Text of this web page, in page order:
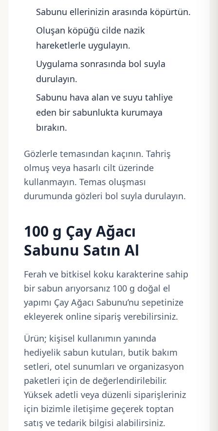
Sabunu ellerinizin arasında köpürtün.
Oluşan köpüğü cilde nazik
hareketlerle uygulayın.
Uygulama sonrasında bol suyla
durulayın.
Sabunu hava alan ve suyu tahliye
eden bir sabunlukta kurumaya
bırakın.
Gözlerle temasından kaçının. Tahriş
olmuş veya hasarlı cilt üzerinde
kullanmayın. Temas oluşması
durumunda gözleri bol suyla durulayın.
100 g Çay Ağacı
Sabunu Satın Al
Ferah ve bitkisel koku karakterine sahip
bir sabun arıyorsanız 100 g doğal el
yapımı Çay Ağacı Sabunu’nu sepetinize
ekleyerek online sipariş verebilirsiniz.
Ürün; kişisel kullanımın yanında
hediyelik sabun kutuları, butik bakım
setleri, otel sunumları ve organizasyon
paketleri için de değerlendirilebilir.
Yüksek adetli veya düzenli siparişleriniz
için bizimle iletişime geçerek toptan
satış ve tedarik bilgisi alabilirsiniz.